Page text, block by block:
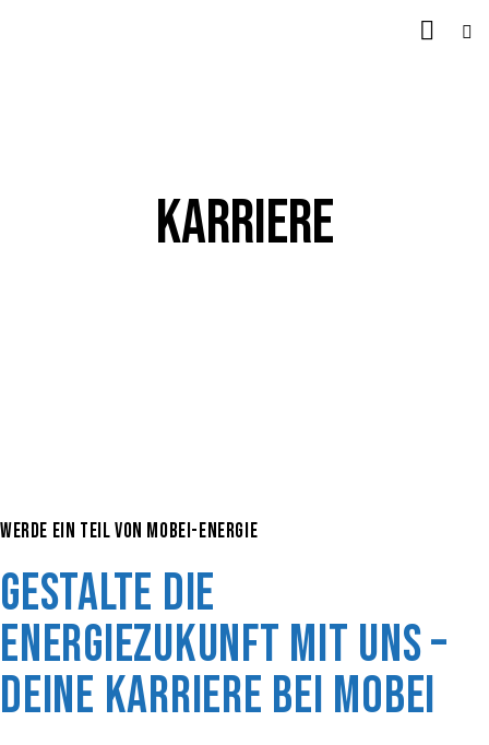
KARRIERE
WERDE EIN TEIL VON MOBEI-ENERGIE
GESTALTE DIE
ENERGIEZUKUNFT MIT UNS –
DEINE KARRIERE BEI MOBEI